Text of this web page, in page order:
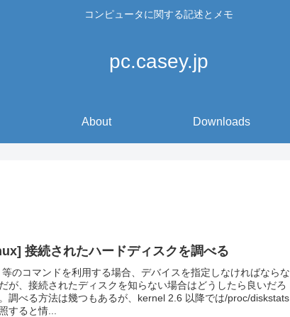
コンピュータに関する記述とメモ
pc.casey.jp
About Downloads
接続されたハードディスクを調べる
のコマンドを利用する場合、デバイスを指定しなければならな
が、接続されたディスクを知らない場合はどうしたら良いだろ
調べる方法は幾つもあるが、kernel 2.6 以降では/proc/diskstats
すると情...